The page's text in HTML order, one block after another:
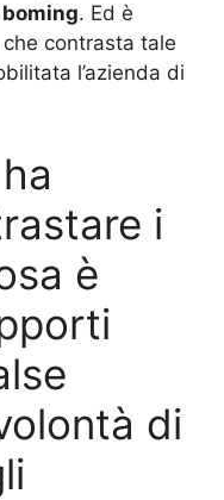
. Ed è
contrasta tale
l’azienda di
i
è
di